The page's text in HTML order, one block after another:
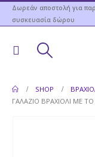
Δωρεάν αποστολή για
συσκευασία δώρου
SHOP
ΓΑΛΆΖΙΟ ΒΡΑΧΙΌΛΙ ΜΕ